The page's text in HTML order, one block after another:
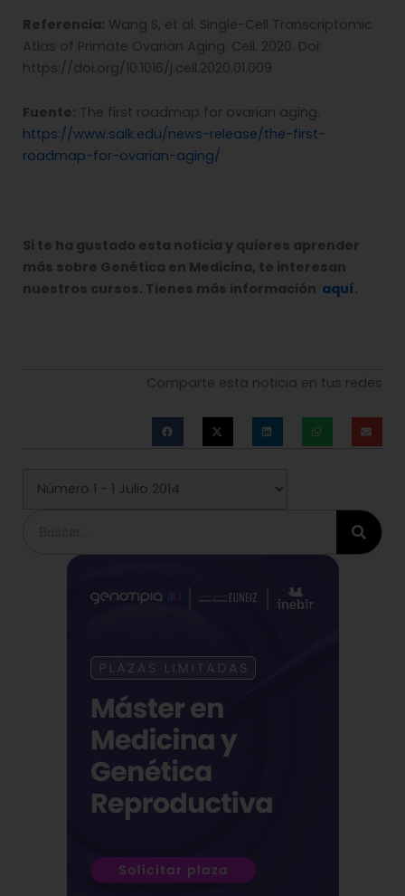
Referencia: Wang S, et al. Single-Cell Transcriptomic
Atlas of Primate Ovarian Aging. Cell. 2020. Doi:
https://doi.org/10.1016/j.cell.2020.01.009
Fuente: The first roadmap for ovarian aging.
https://www.salk.edu/news-release/the-first-
roadmap-for-ovarian-aging/
Si te ha gustado esta noticia y quieres aprender
más sobre Genética en Medicina, te interesan
nuestros cursos. Tienes más información aquí.
Comparte esta noticia en tus redes